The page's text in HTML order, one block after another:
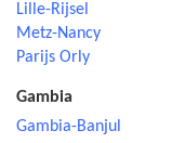
Lille-Rijsel
Metz-Nancy
Parijs Orly
Gambia
Gambia-Banjul